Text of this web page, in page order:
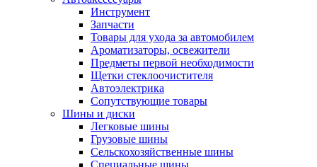
Инструмент
Запчасти
Товары для ухода за автомобилем
Ароматизаторы, освежители
Предметы первой необходимости
Щетки стеклоочистителя
Автоэлектрика
Сопутствующие товары
Шины и диски
Легковые шины
Грузовые шины
Сельскохозяйственные шины
Специальные шины